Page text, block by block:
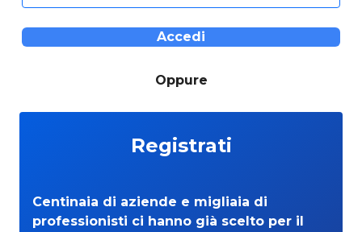
Accedi
Oppure
Registrati
Centinaia di aziende e migliaia di
professionisti ci hanno già scelto per il